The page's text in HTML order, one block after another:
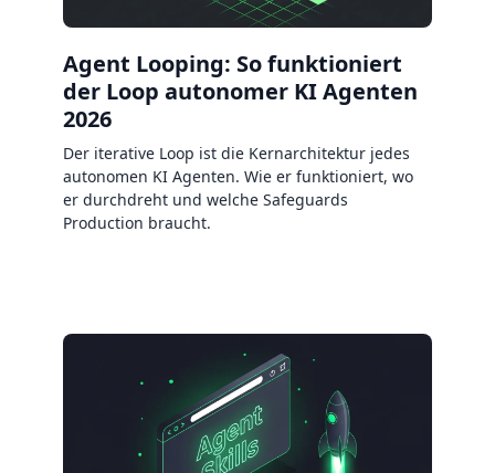
Agent Looping: So funktioniert
der Loop autonomer KI Agenten
2026
Der iterative Loop ist die Kernarchitektur jedes
autonomen KI Agenten. Wie er funktioniert, wo
er durchdreht und welche Safeguards
Production braucht.